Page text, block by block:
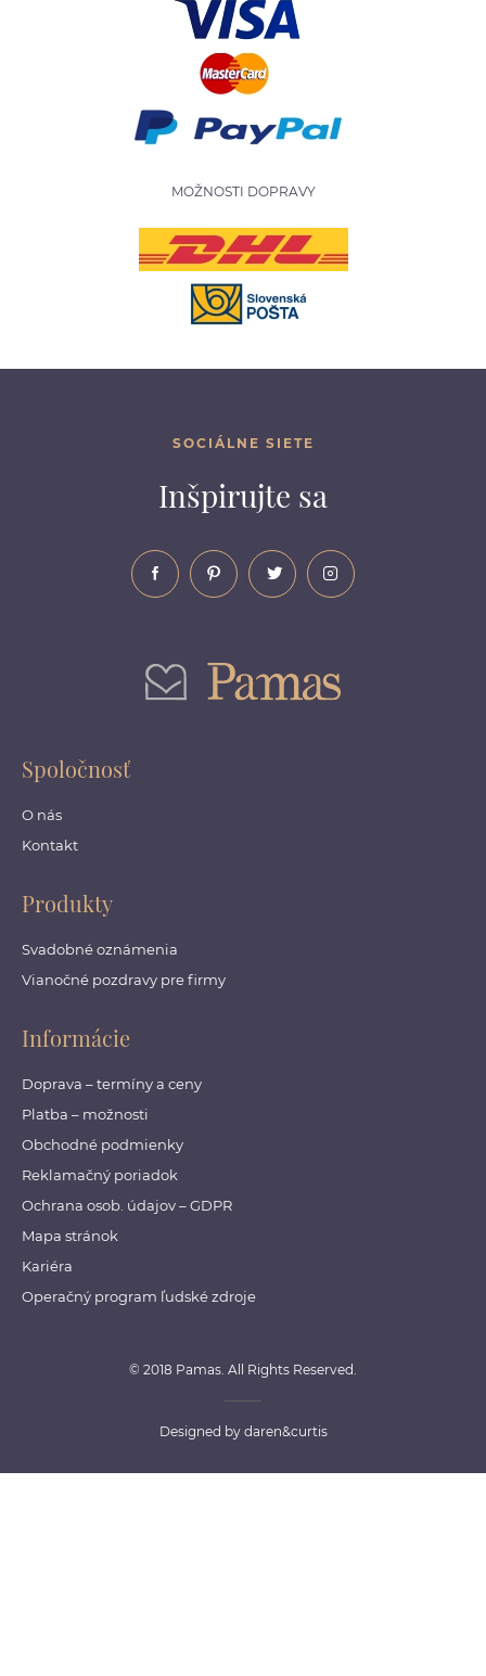
MOŽNOSTI DOPRAVY
SOCIÁLNE SIETE
Inšpirujte sa
Spoločnosť
O nás
Kontakt
Produkty
Svadobné oznámenia
Vianočné pozdravy pre firmy
Informácie
Doprava – termíny a ceny
Platba – možnosti
Obchodné podmienky
Reklamačný poriadok
Ochrana osob. údajov – GDPR
Mapa stránok
Kariéra
Operačný program ľudské zdroje
© 2018 Pamas. All Rights Reserved.
Designed by daren&curtis